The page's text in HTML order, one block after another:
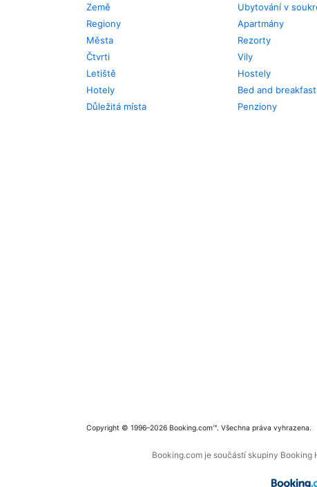
Země
Regiony
Města
Čtvrti
Letiště
Hotely
Důležitá místa
Ubytování v
Apartmány
Rezorty
Vily
Hostely
Bed and
Penziony
Copyright © 1996–2026 Booking.com™. Všechna práva vyhrazena.
Booking.com je součástí skupiny